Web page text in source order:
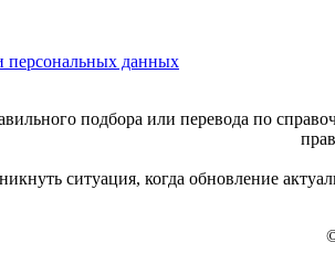
персональных данных
подбора или перевода по
ситуация, когда обновление